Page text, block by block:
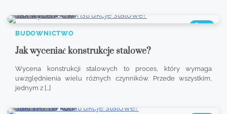
334
BUDOWNICTWO
Jak wyceniać konstrukcje stalowe?
Wycena konstrukcji stalowych to proces, który wymaga
uwzględnienia wielu różnych czynników. Przede wszystkim,
jednym z […]